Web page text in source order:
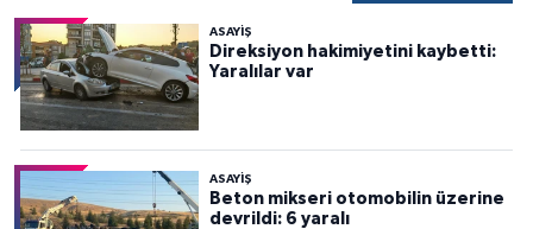
ASAYİŞ
Direksiyon hakimiyetini kaybetti:
Yaralılar var
ASAYİŞ
Beton mikseri otomobilin üzerine
devrildi: 6 yaralı